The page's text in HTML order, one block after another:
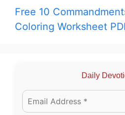
Free 10
Coloring Worksheet
Daily